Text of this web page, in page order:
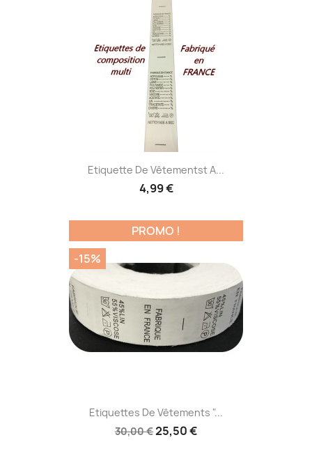
Etiquette De Vêtementst A...
4,99 €
Etiquettes De Vêtements "...
30,00 €25,50 €
PROMO !
-15%